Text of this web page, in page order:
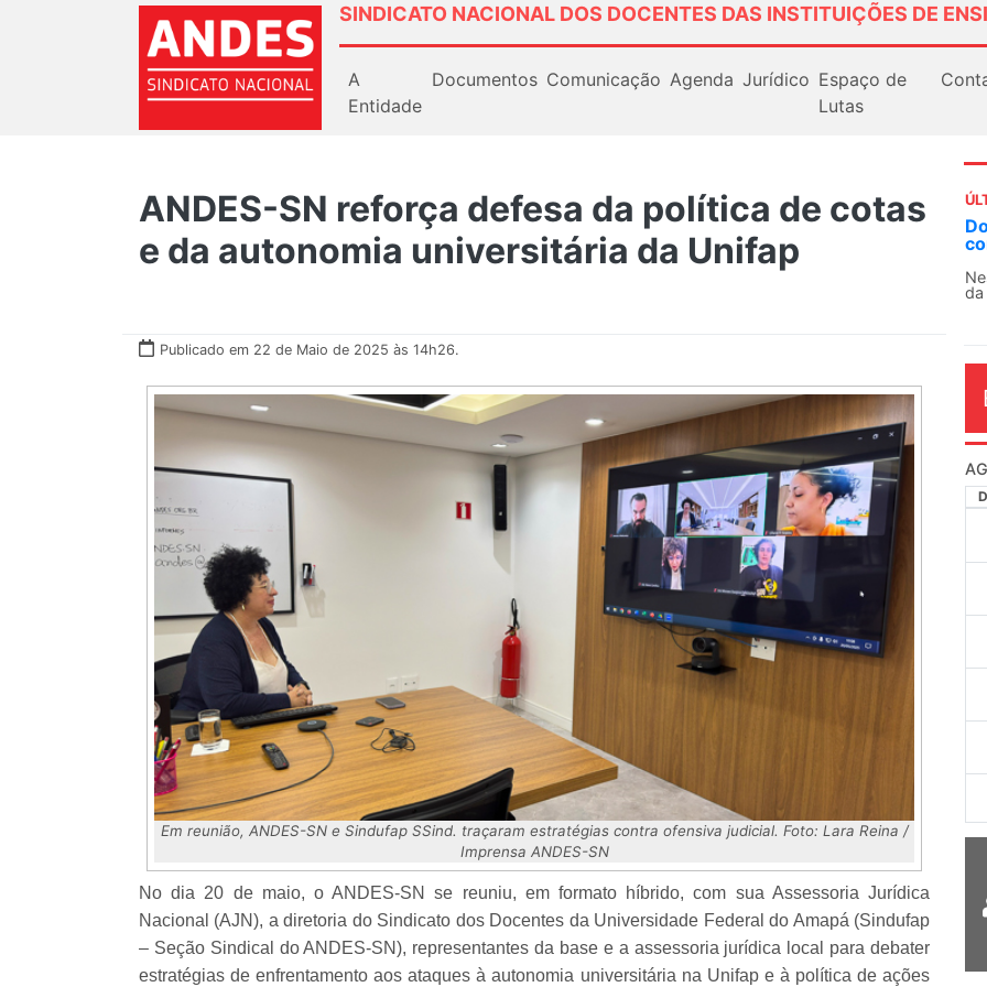
SINDICATO NACIONAL DOS DOCENTES DAS INSTITUIÇÕES DE
A
Entidade
Documentos Comunicação Agenda Jurídico Espaço de
Lutas
ANDES-SN reforça defesa da política de cotas
e da autonomia universitária da Unifap
Publicado em 22 de Maio de 2025 às 14h26.
Em reunião, ANDES-SN e Sindufap SSind. traçaram estratégias contra ofensiva judicial. Foto: Lara Reina /
Imprensa ANDES-SN
No dia 20 de maio, o ANDES-SN se reuniu, em formato híbrido, com sua Assessoria Jurídica
Nacional (AJN), a diretoria do Sindicato dos Docentes da Universidade Federal do Amapá (Sindufap
– Seção Sindical do ANDES-SN), representantes da base e a assessoria jurídica local para debater
estratégias de enfrentamento aos ataques à autonomia universitária na Unifap e à política de ações
Docentes paralisam novamente as
contra as políticas de Milei na
Nessa segunda-feira (3), sindicatos de
da educação superior e básica da